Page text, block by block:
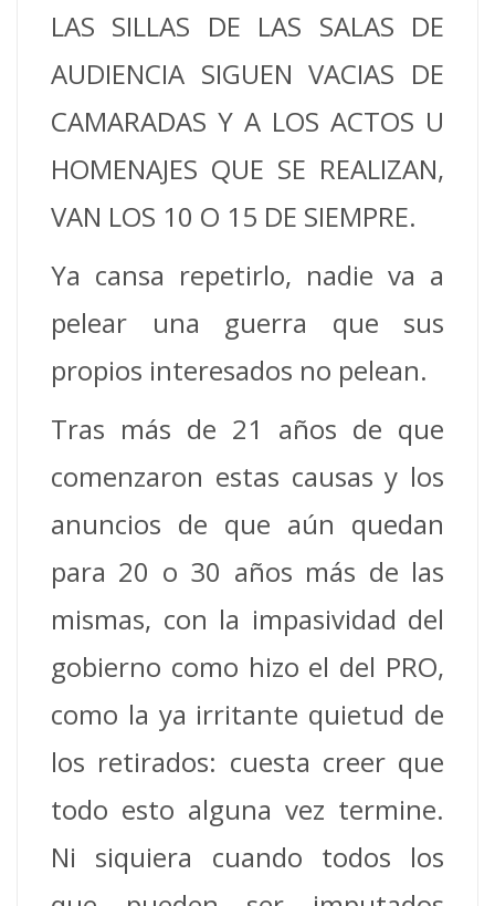
LAS SILLAS DE LAS SALAS DE
AUDIENCIA SIGUEN VACIAS DE
CAMARADAS Y A LOS ACTOS U
HOMENAJES QUE SE REALIZAN,
VAN LOS 10 O 15 DE SIEMPRE.
Ya cansa repetirlo, nadie va a
pelear una guerra que sus
propios interesados no pelean.
Tras más de 21 años de que
comenzaron estas causas y los
anuncios de que aún quedan
para 20 o 30 años más de las
mismas, con la impasividad del
gobierno como hizo el del PRO,
como la ya irritante quietud de
los retirados: cuesta creer que
todo esto alguna vez termine.
Ni siquiera cuando todos los